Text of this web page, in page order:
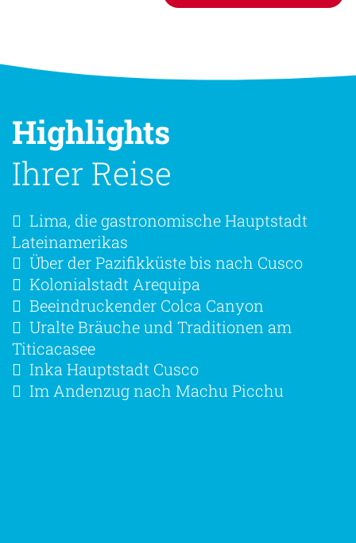
Highlights
Ihrer Reise
Lima, die gastronomische Hauptstadt
Lateinamerikas
Über der Pazifikküste bis nach Cusco
Kolonialstadt Arequipa
Beeindruckender Colca Canyon
Uralte Bräuche und Traditionen am
Titicacasee
Inka Hauptstadt Cusco
Im Andenzug nach Machu Picchu